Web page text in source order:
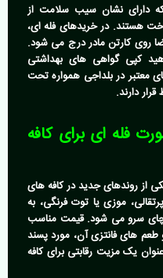
دارای نشان سیب سلامت از
هستند. در خریدهای فله ای،
روی کارتن مادر درج می شود.
کپی گواهی های بهداشتی
معتبر در بلداجی همواره تحت
دارند.
فله ای برای کافه
از روندهای جدید در کافه های
موزی یا توت فرنگی، به
چای سرو می شود. قیمت مناسب
های فانتزی آن، مورد پسند
یک مزیت رقابتی برای کافه